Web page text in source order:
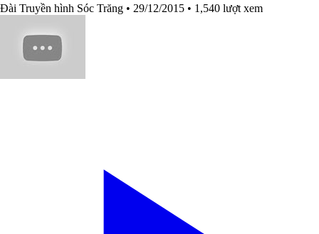
Đài Truyền hình Sóc Trăng • 29/12/2015 • 1,540 lượt xem